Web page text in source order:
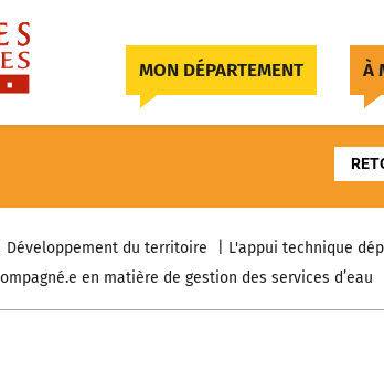
MON DÉPARTEMENT À
Développement du territoire
L'appui technique
en matière de gestion des services d’eau